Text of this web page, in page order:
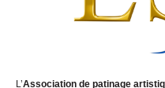
L’Association de patinage